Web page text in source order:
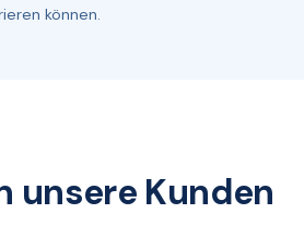
können.
unsere Kunden